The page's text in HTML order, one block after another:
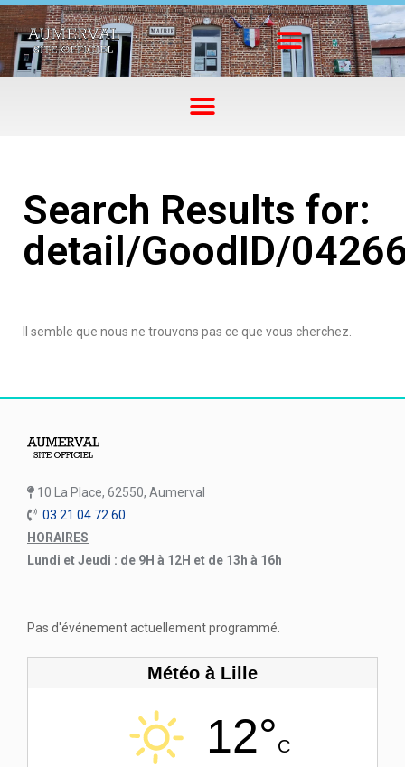
Search Results for:
detail/GoodID/
Il semble que nous ne trouvons pas ce que vous cherchez.
10 La Place, 62550, Aumerval
03 21 04 72 60
HORAIRES
Lundi et Jeudi : de 9H à 12H et de 13h à 16h
Pas d'événement actuellement programmé.
Météo à Lille
12°C